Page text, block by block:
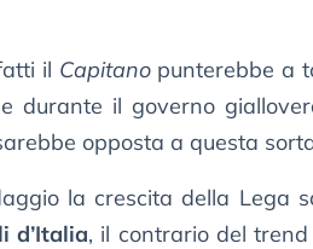
il Capitanopunterebbe a
durante il governo
opposta a questa
la crescita della Lega
d’Italia, il contrario del